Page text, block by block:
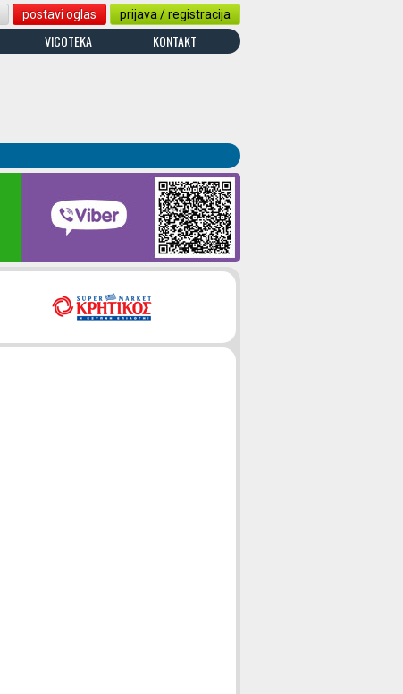
postavi oglas prijava / registracija
VICOTEKA KONTAKT